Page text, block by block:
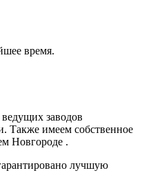
время.
заводов
Также имеем собственное
Новгороде .
лучшую